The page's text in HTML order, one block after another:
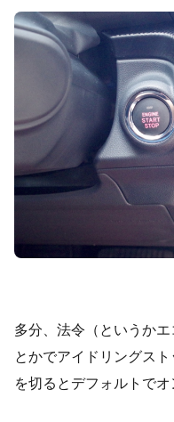
多分、法令（というかエ
とかでアイドリングス
を切るとデフォルトでオ